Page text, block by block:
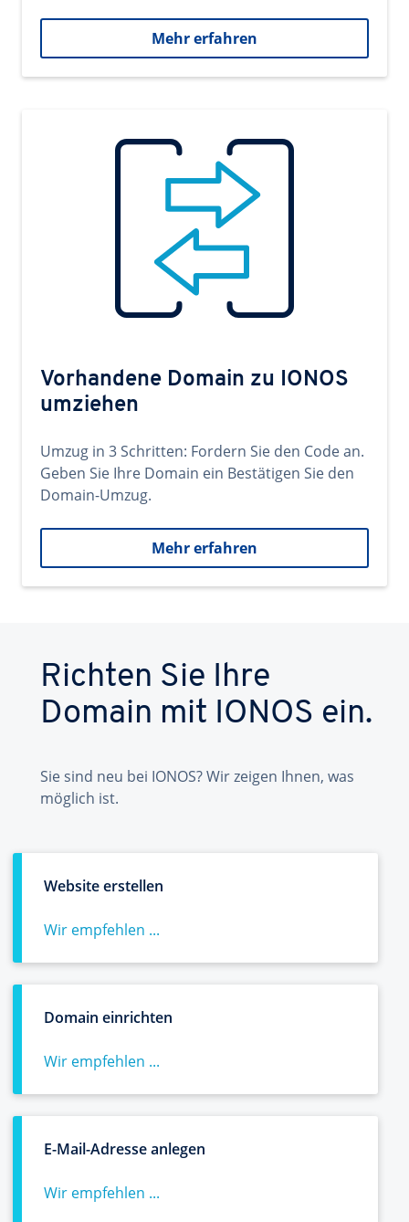
Mehr erfahren
Vorhandene Domain zu IONOS
umziehen
Umzug in 3 Schritten: Fordern Sie den Code an.
Geben Sie Ihre Domain ein Bestätigen Sie den
Domain-Umzug.
Mehr erfahren
Richten Sie Ihre
Domain mit IONOS ein.
Sie sind neu bei IONOS? Wir zeigen Ihnen, was
möglich ist.
Website erstellen
Wir empfehlen ...
Domain einrichten
Wir empfehlen ...
E-Mail-Adresse anlegen
Wir empfehlen ...